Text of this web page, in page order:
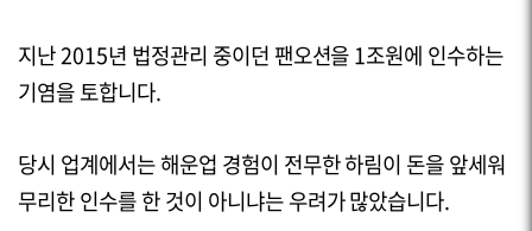
지난2015년 법정관리 중이던 팬오션을 1조원에 인수하는
기염을 토합니다.
당시 업계에서는 해운업 경험이 전무한 하림이 돈을 앞세워
무리한 인수를 한 것이 아니냐는 우려가 많았습니다.